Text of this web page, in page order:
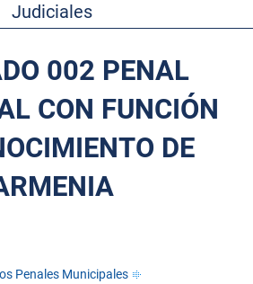
Judiciales
002 PENAL
CON FUNCIÓN
DE
Penales Municipales